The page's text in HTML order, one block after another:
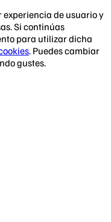
de usuario y
Si continúas
para utilizar dicha
. Puedes cambiar
gustes.